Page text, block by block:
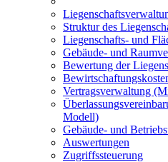
Struktur des
Liegenschafts- und
Gebäude- und
Bewertung der
Vertragsverwaltung
Modell)
Gebäude- und
Auswertungen
Zugriffssteuerung